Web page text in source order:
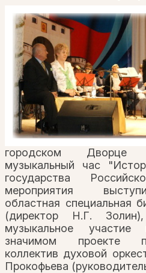
городском Дворце
музыкальный час
государства
мероприятия
областная специальная
(директор Н.Г.
музыкальное
значимом проекте
коллектив духовой
Прокофьева